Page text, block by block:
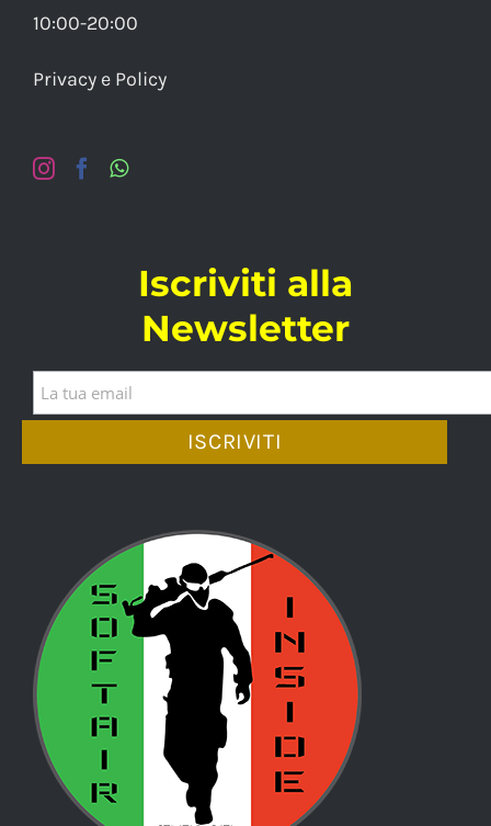
10:00-20:00
Privacy e Policy
Iscriviti alla
Newsletter